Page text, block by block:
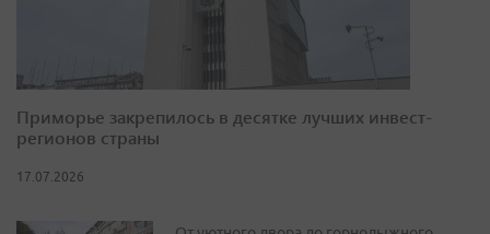
Приморье закрепилось в десятке лучших инвест-
регионов страны
17.07.2026